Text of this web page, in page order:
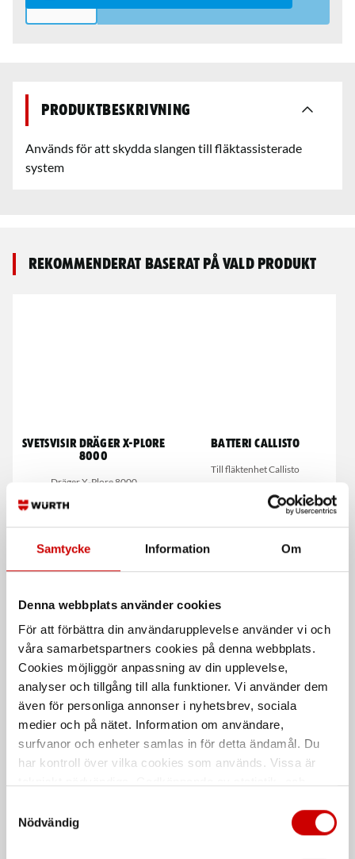
Samtycke Information Om
Denna webbplats använder cookies
För att förbättra din användarupplevelse använder vi och
våra samarbetspartners cookies på denna webbplats.
Cookies möjliggör anpassning av din upplevelse,
analyser och tillgång till alla funktioner. Vi använder dem
även för personliga annonser i nyhetsbrev, sociala
medier och på nätet. Information om användare,
surfvanor och enheter samlas in för detta ändamål. Du
har kontroll över vilka cookies som används. Vissa är
länder utanför EU med olika dataskyddsnormer. Genom
att godkänna samtycker du till sådana överföringar. Läs
Nödvändig
Produktbeskrivning
Används för att skydda slangen till fläktassisterade
system
Rekommenderat baserat på vald produkt
Svetsvisir Dräger X-Plore
8000
Dräger X-Plore 8000
Batteri Callisto
Till fläktenhet Callisto
Ansiktstätning Callisto
G10
För ansiktsskydd Callisto G10
Polyester - PES
System för
stenskottsreparation
Snabbt och enkelt system för att
reparera stenskott i vindruta
De som köpte, köpte även
Kampanj